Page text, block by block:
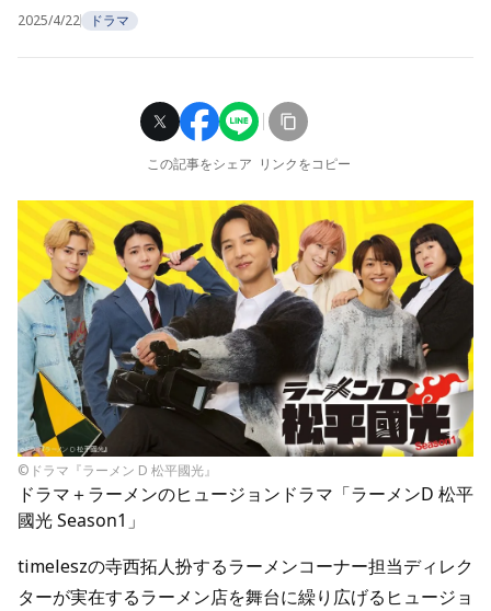
2025/4/22 ドラマ
この記事をシェア リンクをコピー
©ドラマ『ラーメン D 松平國光』
ドラマ＋ラーメンのヒュージョンドラマ「ラーメンD 松平
國光 Season1 」
timeleszの寺西拓人扮するラーメンコーナー担当ディレク
ターが実在するラーメン店を舞台に繰り広げるヒュージョ